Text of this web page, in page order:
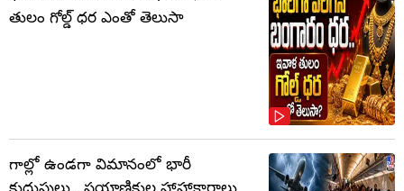
తులం గోల్డ్‌ ధర ఎంతో తెలుసా
గాల్లో ఉండగా విమానంలో భారీ